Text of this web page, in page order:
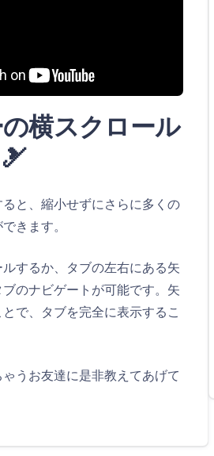
横スクロール
と、縮小せずにさらに多くの
きます。
するか、タブの左右にある矢
のナビゲートが可能です。矢
で、タブを完全に表示するこ
うお友達に是非教えてあげて